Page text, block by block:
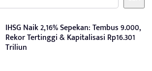
IHSG Naik 2,16% Sepekan: Tembus 9.000,
Rekor Tertinggi & Kapitalisasi Rp16.301
Triliun